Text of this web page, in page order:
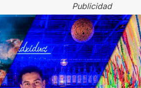
Publicidad